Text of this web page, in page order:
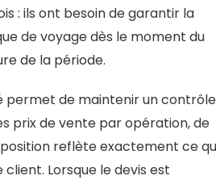
: ils ont besoin de garantir la
de voyage dès le moment du
de la période.
permet de maintenir un contrôle
prix de vente par opération, de
reflète exactement ce
Lorsque le devis est